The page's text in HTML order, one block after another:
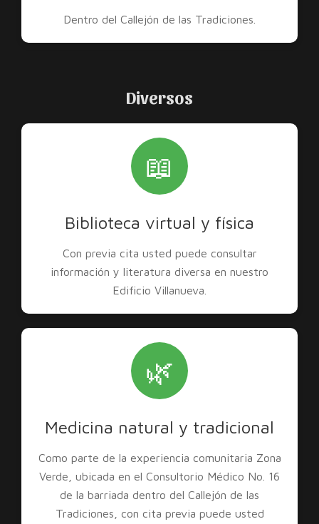
Dentro del Callejón de las Tradiciones.
Diversos
📖
Biblioteca virtual y física
Con previa cita usted puede consultar
información y literatura diversa en nuestro
Edificio Villanueva.
🌿
Medicina natural y tradicional
Como parte de la experiencia comunitaria Zona
Verde, ubicada en el Consultorio Médico No. 16
de la barriada dentro del Callejón de las
Tradiciones, con cita previa puede usted